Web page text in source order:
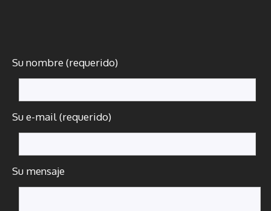
Su nombre (requerido)
Su e-mail (requerido)
Su mensaje